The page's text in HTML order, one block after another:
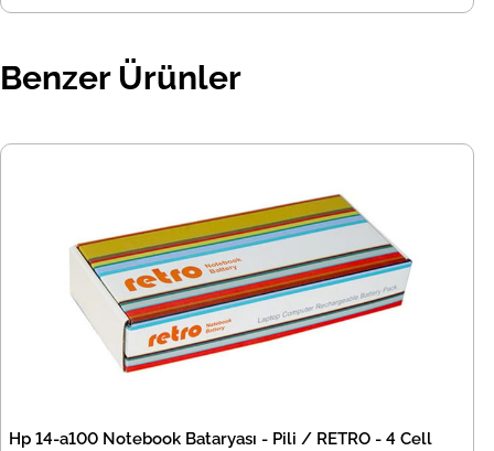
Benzer Ürünler
Hp 14-a100 Notebook Bataryası - Pili / RETRO - 4 Cell